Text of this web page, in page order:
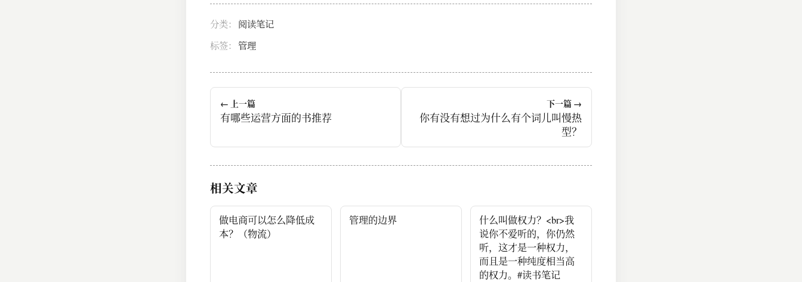
分类：
阅读笔记
标签： 管理
← 上一篇
有哪些运营方面的书推荐
下一篇 →
你有没有想过为什么有个词儿叫慢热
型？
相关文章
做电商可以怎么降低成
本？（物流）
管理的边界
什么叫做权力？<br>我
说你不爱听的，你仍然
听，这才是一种权力，
而且是一种纯度相当高
的权力。#读书笔记